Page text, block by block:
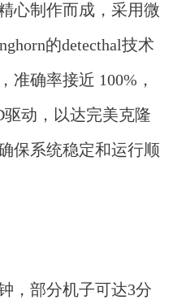
心制作而成，采用微
的detecthal技术
准确率接近 100%，
驱动，以达完美克隆
保系统稳定和运行顺
，部分机子可达3分